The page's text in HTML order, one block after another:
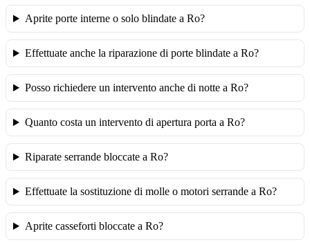
Aprite porte interne o solo blindate a Ro?
Effettuate anche la riparazione di porte blindate a Ro?
Posso richiedere un intervento anche di notte a Ro?
Quanto costa un intervento di apertura porta a Ro?
Riparate serrande bloccate a Ro?
Effettuate la sostituzione di molle o motori serrande a Ro?
Aprite casseforti bloccate a Ro?